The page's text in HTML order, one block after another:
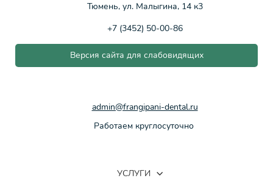
Тюмень, ул. Малыгина, 14 к3
+7 (3452) 50-00-86
Версия сайта для слабовидящих
admin@frangipani-dental.ru
Работаем круглосуточно
УСЛУГИ